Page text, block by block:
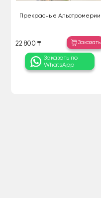
Прекрасные Альстромерии
22 800 ₸ Заказать
Заказать по
WhatsApp